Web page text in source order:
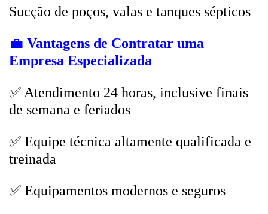
Sucção de poços, valas e tanques sépticos
💼 Vantagens de Contratar uma
Empresa Especializada
✅ Atendimento 24 horas, inclusive finais
de semana e feriados
✅ Equipe técnica altamente qualificada e
treinada
✅ Equipamentos modernos e seguros